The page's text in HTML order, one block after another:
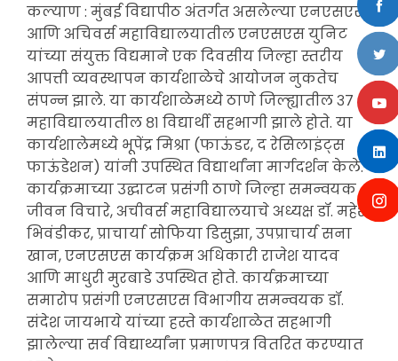
कल्याण : मुंबई विद्यापीठ अंतर्गत असलेल्या एनएसएस
आणि अचिवर्स महाविद्यालयातील एनएसएस युनिट
यांच्या संयुक्त विद्यमाने एक दिवसीय जिल्हा स्तरीय
आपत्ती व्यवस्थापन कार्यशाळेचे आयोजन नुकतेच
संपन्न झाले. या कार्यशाळेमध्ये ठाणे जिल्ह्यातील ३७
महाविद्यालयातील ८१ विद्यार्थी सहभागी झाले होते. या
कार्यशालेमध्ये भूपेंद्र मिश्रा (फाऊंडर, द रेसिलाइंट्स
फाऊंडेशन) यांनी उपस्थित विद्यार्थांना मार्गदर्शन केले.
कार्यक्रमाच्या उद्घाटन प्रसंगी ठाणे जिल्हा समन्वयक
जीवन विचारे, अचीवर्स महाविद्यालयाचे अध्यक्ष डॉ. महेश
भिवंडीकर, प्राचार्या सोफिया डिसुझा, उपप्राचार्य सना
खान, एनएसएस कार्यक्रम अधिकारी राजेश यादव
आणि माधुरी मुरबाडे उपस्थित होते. कार्यक्रमाच्या
समारोप प्रसंगी एनएसएस विभागीय समन्वयक डॉ.
संदेश जायभाये यांच्या हस्ते कार्यशाळेत सहभागी
झालेल्या सर्व विद्यार्थ्यांना प्रमाणपत्र वितरित करण्यात